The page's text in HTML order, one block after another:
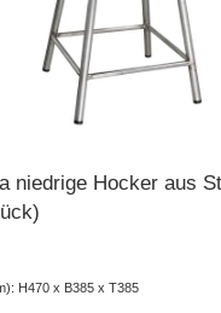
niedrige Hocker aus
H470 x B385 x T385